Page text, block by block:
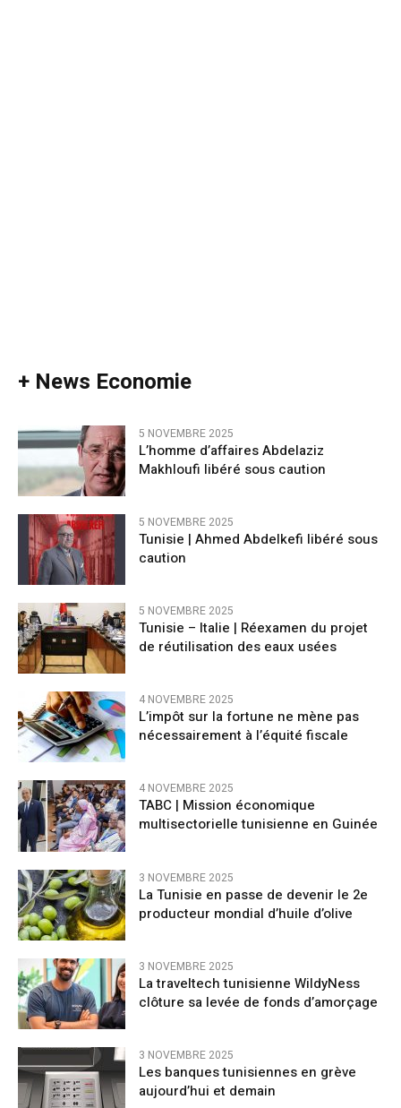
+ News Economie
5 NOVEMBRE 2025
L’homme d’affaires Abdelaziz
Makhloufi libéré sous caution
5 NOVEMBRE 2025
Tunisie | Ahmed Abdelkefi libéré sous
caution
5 NOVEMBRE 2025
Tunisie – Italie | Réexamen du projet
de réutilisation des eaux usées
4 NOVEMBRE 2025
L’impôt sur la fortune ne mène pas
nécessairement à l’équité fiscale
4 NOVEMBRE 2025
TABC | Mission économique
multisectorielle tunisienne en Guinée
3 NOVEMBRE 2025
La Tunisie en passe de devenir le 2e
producteur mondial d’huile d’olive
3 NOVEMBRE 2025
La traveltech tunisienne WildyNess
clôture sa levée de fonds d’amorçage
3 NOVEMBRE 2025
Les banques tunisiennes en grève
aujourd’hui et demain